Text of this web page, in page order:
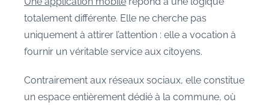
totalement différente. Elle ne cherche pas
uniquement à attirer l’attention : elle a vocation à
fournir un véritable service aux citoyens.
Contrairement aux réseaux sociaux, elle constitue
un espace entièrement dédié à la commune, où